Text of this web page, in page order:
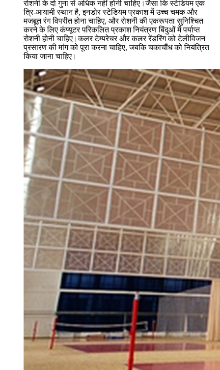
रोशनी के दो गुना से अधिक नहीं होनी चाहिए।जैसा कि स्टेडियम एक
त्रि-आयामी स्थान है, इनडोर स्टेडियम प्रकाश में उच्च चमक और
मजबूत रंग विपरीत होना चाहिए, और रोशनी की एकरूपता सुनिश्चित
करने के लिए कंप्यूटर परिकलित प्रकाश नियंत्रण बिंदुओं में पर्याप्त
रोशनी होनी चाहिए।कलर टेम्परेचर और कलर रेंडरिंग को टेलीविजन
प्रसारण की मांग को पूरा करना चाहिए, जबकि चकाचौंध को नियंत्रित
किया जाना चाहिए।